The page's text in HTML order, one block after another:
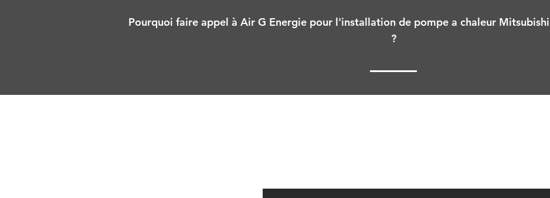
Pourquoi faire appel à Air G Energie pour l'installation de pompe a chaleur
?